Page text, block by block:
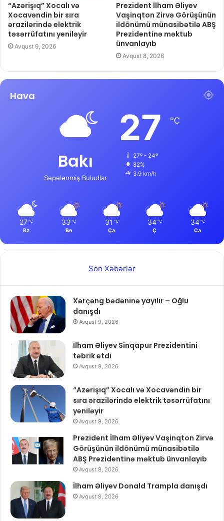
“Azərişıq” Xocalı və
Xocavəndin bir sıra
ərazilərində elektrik
təsərrüfatını yeniləyir
Avqust 9, 2026
Prezident İlham Əliyev
Vaşinqton Zirvə Görüşünün
ildönümü münasibətilə ABŞ
Prezidentinə məktub
ünvanlayıb
Avqust 8, 2026
Hava
Bakı
Səpələnmiş Buludlar
27 ℃
27º - 24º
82%
3.9 km/h
27 ℃
Bz
33 ℃
Be
31 ℃
Ça
34 ℃
Ç
34 ℃
Ca
Son Xəbərlər
Xərçəng bədəninə yayılır – Oğlu
danışdı
Avqust 9, 2026
İlham Əliyev Sinqapur Prezidentini
təbrik etdi
Avqust 9, 2026
“Azərişıq” Xocalı və Xocavəndin bir
sıra ərazilərində elektrik təsərrüfatını
yeniləyir
Avqust 9, 2026
Prezident İlham Əliyev Vaşinqton Zirvə
Görüşünün ildönümü münasibətilə
ABŞ Prezidentinə məktub ünvanlayıb
Avqust 8, 2026
İlham Əliyev Donald Trampla danışdı
Avqust 8, 2026